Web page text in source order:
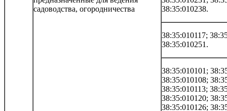
садоводства, огородничества
38:35:010238.
38:35:010117;
38:35:010251.
38:35:010101;
38:35:010108;
38:35:010113;
38:35:010120;
38:35:010126;